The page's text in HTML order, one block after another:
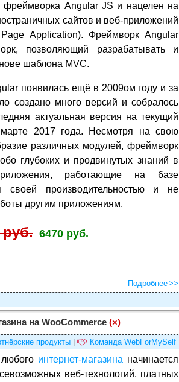
фреймворка Angular JS и нацелен на
сайтов и веб-приложений
Application). Фреймворк Angular
позволяющий разрабатывать и
шаблона MVC.
появилась ещё в 2009ом году и за
создано много версий и собралось
актуальная версия на текущий
2017 года. Несмотря на свою
различных модулей, фреймворк
глубоких и продвинутых знаний в
работающие на базе
своей производительностью и не
другим приложениям.
руб. 6470 руб.
Подробнее
на WooCommerce (×)
продукты Команда WebForMySelf
интернет-магазина начинается
веб-технологий, платных